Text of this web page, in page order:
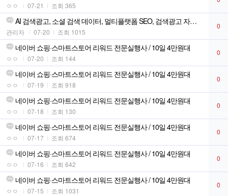
ㅇㅇ 07-21 조회 365
AI 검색광고, 소셜 검색 데이터, 멀티플랫폼 SEO, 검색광고 자동화
관리자 07-20 조회 1015
0
네이버 쇼핑·스마트스토어 리워드 전문실행사 / 10일 4만원대
ㅇㅇ 07-20 조회 144
0
네이버 쇼핑·스마트스토어 리워드 전문실행사 / 10일 4만원대
ㅇㅇ 07-19 조회 918
0
네이버 쇼핑·스마트스토어 리워드 전문실행사 / 10일 4만원대
ㅇㅇ 07-18 조회 130
0
네이버 쇼핑·스마트스토어 리워드 전문실행사 / 10일 4만원대
ㅇㅇ 07-17 조회 674
0
네이버 쇼핑·스마트스토어 리워드 전문실행사 / 10일 4만원대
ㅇㅇ 07-16 조회 642
0
네이버 쇼핑·스마트스토어 리워드 전문실행사 / 10일 4만원대
ㅇㅇ 07-15 조회 1031
0